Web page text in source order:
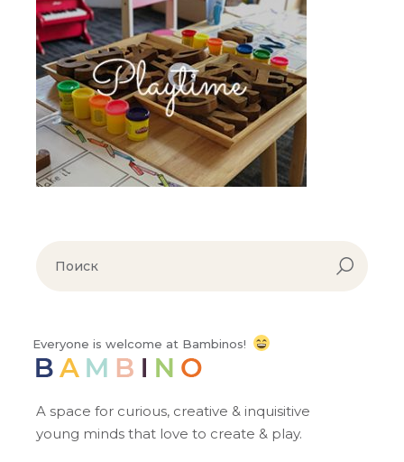
Everyone is welcome at Bambinos!
A space for curious, creative & inquisitive
young minds that love to create & play.